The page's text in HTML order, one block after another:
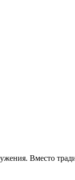
Вместо